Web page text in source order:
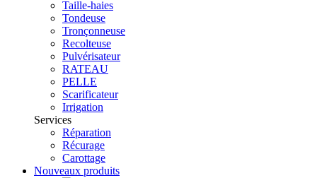
Taille-haies
Tondeuse
Tronçonneuse
Recolteuse
Pulvérisateur
RATEAU
PELLE
Scarificateur
Irrigation
Services
Réparation
Récurage
Carottage
Nouveaux produits